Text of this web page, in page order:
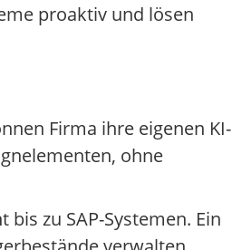
proaktiv und lösen
Firma ihre eigenen KI-
ohne
zu SAP-Systemen. Ein